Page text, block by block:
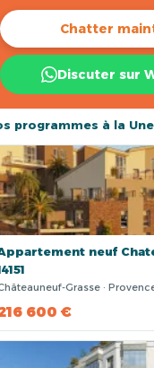
Chatter
Discuter sur
programmes à la Une
neuf
Grasse ·
600 €